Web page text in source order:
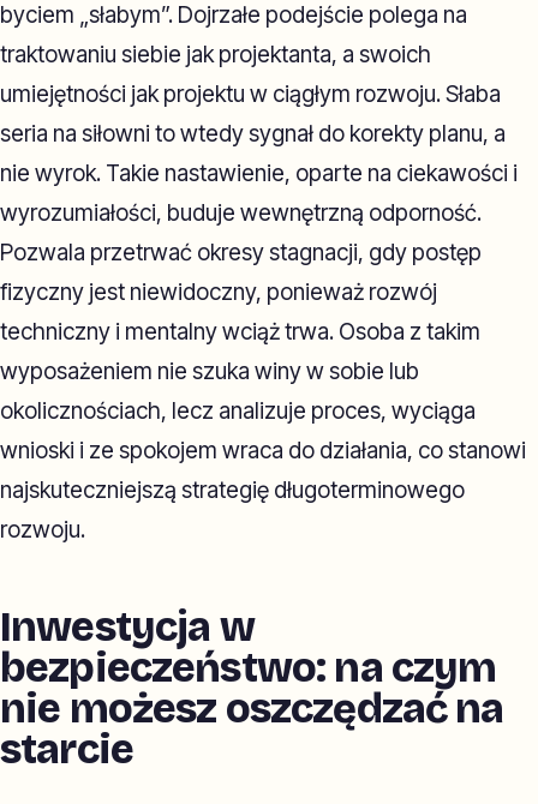
byciem „słabym”. Dojrzałe podejście polega na
traktowaniu siebie jak projektanta, a swoich
umiejętności jak projektu w ciągłym rozwoju. Słaba
seria na siłowni to wtedy sygnał do korekty planu, a
nie wyrok. Takie nastawienie, oparte na ciekawości i
wyrozumiałości, buduje wewnętrzną odporność.
Pozwala przetrwać okresy stagnacji, gdy postęp
fizyczny jest niewidoczny, ponieważ rozwój
techniczny i mentalny wciąż trwa. Osoba z takim
wyposażeniem nie szuka winy w sobie lub
okolicznościach, lecz analizuje proces, wyciąga
wnioski i ze spokojem wraca do działania, co stanowi
najskuteczniejszą strategię długoterminowego
rozwoju.
Inwestycja w
bezpieczeństwo: na czym
nie możesz oszczędzać na
starcie